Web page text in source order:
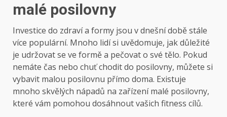
malé posilovny
Investice do zdraví a formy jsou v dnešní době stále
více populární. Mnoho lidí si uvědomuje, jak důležité
je udržovat se ve formě a pečovat o své tělo. Pokud
nemáte čas nebo chuť chodit do posilovny, můžete si
vybavit malou posilovnu přímo doma. Existuje
mnoho skvělých nápadů na zařízení malé posilovny,
které vám pomohou dosáhnout vašich fitness cílů.